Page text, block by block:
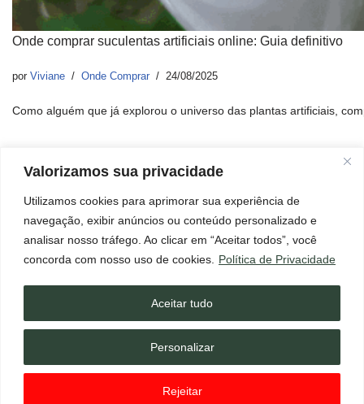
Valorizamos sua privacidade
Utilizamos cookies para aprimorar sua experiência de
navegação, exibir anúncios ou conteúdo personalizado e
analisar nosso tráfego. Ao clicar em “Aceitar todos”, você
concorda com nosso uso de cookies.
Política de Privacidade
Personalizar
Rejeitar
Aceitar tudo
Onde comprar suculentas artificiais online: Guia definitivo
por Viviane Onde Comprar 24/08/2025
Como alguém que já explorou o universo das plantas artificiais,
Aviso Legal Contato
Política de Cookies
Política de Privacidade
Termos e Condições
Página de Transparência
você clicar em um desses links e realizar uma compra, posso
dessas plantas. O conteúdo apresentado neste Blog tem caráter
meramente informativo e não deve ser interpretado como
Não esqueça de ler!